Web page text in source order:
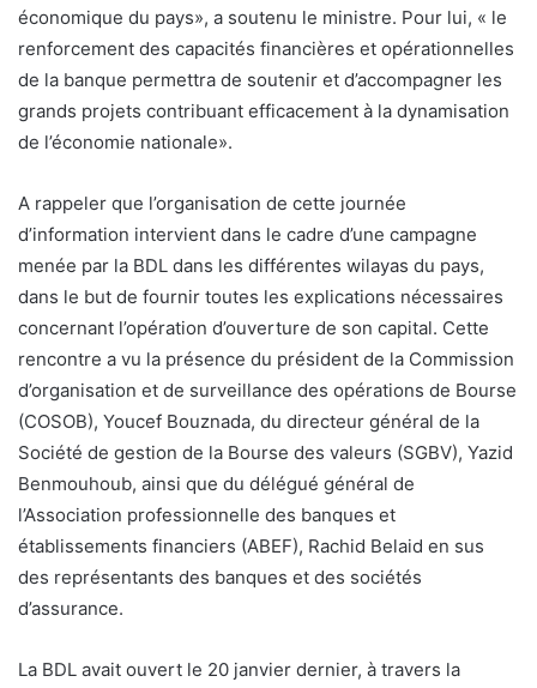
économique du pays», a soutenu le ministre. Pour lui, « le
renforcement des capacités financières et opérationnelles
de la banque permettra de soutenir et d’accompagner les
grands projets contribuant efficacement à la dynamisation
de l’économie nationale».
A rappeler que l’organisation de cette journée
d’information intervient dans le cadre d’une campagne
menée par la BDL dans les différentes wilayas du pays,
dans le but de fournir toutes les explications nécessaires
concernant l’opération d’ouverture de son capital. Cette
rencontre a vu la présence du président de la Commission
d’organisation et de surveillance des opérations de Bourse
(COSOB), Youcef Bouznada, du directeur général de la
Société de gestion de la Bourse des valeurs (SGBV), Yazid
Benmouhoub, ainsi que du délégué général de
l’Association professionnelle des banques et
établissements financiers (ABEF), Rachid Belaid en sus
des représentants des banques et des sociétés
d’assurance.
La BDL avait ouvert le 20 janvier dernier, à travers la